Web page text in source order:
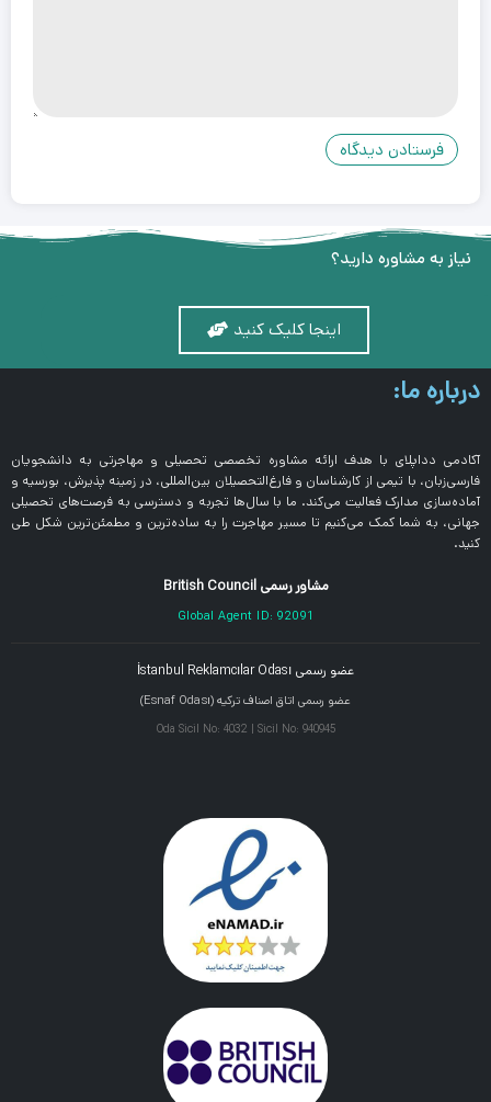
نیاز به مشاوره دارید؟
اینجا کلیک کنید
درباره ما:
آکادمی دداپلای با هدف ارائه مشاوره تخصصی تحصیلی و مهاجرتی به دانشجویان
فارسی‌زبان، با تیمی از کارشناسان و فارغ‌التحصیلان بین‌المللی، در زمینه پذیرش، بورسیه و
آماده‌سازی مدارک فعالیت می‌کند. ما با سال‌ها تجربه و دسترسی به فرصت‌های تحصیلی
جهانی، به شما کمک می‌کنیم تا مسیر مهاجرت را به ساده‌ترین و مطمئن‌ترین شکل طی
کنید.
مشاور رسمی British Council
Global Agent ID: 92091
عضو رسمی İstanbul Reklamcılar Odası
عضو رسمی اتاق اصناف ترکیه (Esnaf Odası)
Oda Sicil No: 4032 | Sicil No: 940945